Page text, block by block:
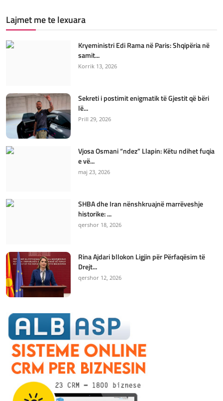
Lajmet me te lexuara
Kryeministri Edi Rama në Paris: Shqipëria në
samit...
Korrik 13, 2026
Sekreti i postimit enigmatik të Gjestit që bëri
lë...
Prill 29, 2026
Vjosa Osmani “ndez” Llapin: Këtu ndihet fuqia
e vë...
maj 23, 2026
SHBA dhe Iran nënshkruajnë marrëveshje
historike: ...
qershor 18, 2026
Rina Ajdari bllokon Ligjin për Përfaqësim të
Drejt...
qershor 12, 2026